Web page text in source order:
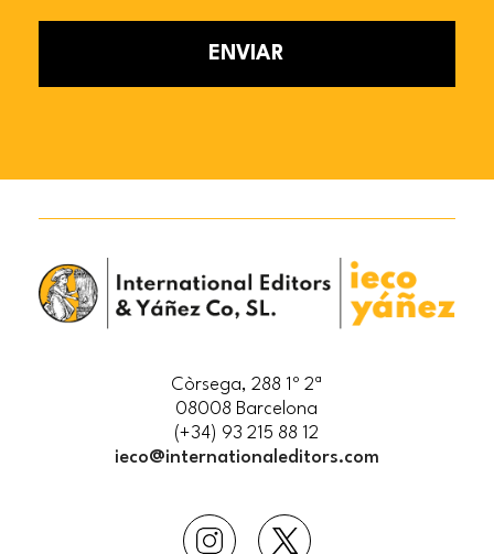
Còrsega, 288 1º 2ª
08008 Barcelona
(+34) 93 215 88 12
ieco@internationaleditors.com